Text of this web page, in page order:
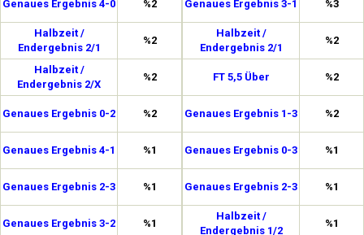
Genaues Ergebnis 4-0 %2
Halbzeit /
Endergebnis 2/1
%2
Halbzeit /
Endergebnis 2/X
%2
Genaues Ergebnis 0-2 %2
Genaues Ergebnis 4-1 %1
Genaues Ergebnis 2-3 %1
Genaues Ergebnis 3-2 %1
Genaues Ergebnis 3-1 %3
Halbzeit /
Endergebnis 2/1
%2
FT 5,5 Über %2
Genaues Ergebnis 1-3 %2
Genaues Ergebnis 0-3 %1
Genaues Ergebnis 2-3 %1
Halbzeit /
Endergebnis 1/2
%1